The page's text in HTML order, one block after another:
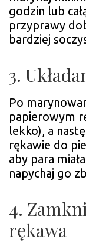
godzin lub
przyprawy
bardziej
3.
Po
papierowym
lekko), a
rękawie do
aby para
napychaj go
4.
rękawa